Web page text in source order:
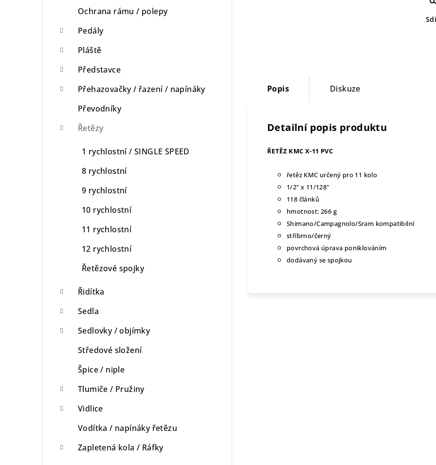
Ochrana rámu / polepy
Pedály
Pláště
Představce
Přehazovačky / řazení / napínáky
Převodníky
Řetězy
1 rychlostní / SINGLE SPEED
8 rychlostní
9 rychlostní
10 rychlostní
11 rychlostní
12 rychlostní
Řetězové spojky
Řidítka
Sedla
Sedlovky / objímky
Středové složení
Špice / niple
Tlumiče / Pružiny
Vidlice
Vodítka / napínáky řetězu
Zapletená kola / Ráfky
Popis Diskuze
Detailní popis produktu
ŘETĚZ KMC X-11 PVC
řetěz KMC určený pro 11 kolo
1/2" x 11/128"
118 článků
hmotnost: 266 g
Shimano/Campagnolo/Sram kompatibilní
stříbrno/černý
povrchová úprava poniklováním
dodávaný se spojkou